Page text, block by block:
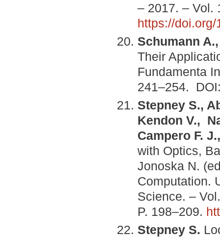
– 2017. – Vol.
https://
Schumann
Their
Fundamenta
241–254.
Stepney S.,
Kendon V.,
Campero F.
with Optics,
Jonoska N.
Computation.
Science. –
P. 198–209.
Stepney S.